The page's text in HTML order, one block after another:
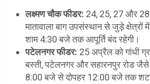
लक्ष्मण चौक फीडर: 24, 25, 27 और
मातावाला बाग उपसंस्थान से जुड़े
शाम 4:30 बजे तक आपूर्ति बंद रहेगी।
पटेलनगर फीडर: 25 अप्रैल को गांधी
बस्ती, पटेलनगर और सहारनपुर रोड
8:00 बजे से दोपहर 12:00 बजे तक